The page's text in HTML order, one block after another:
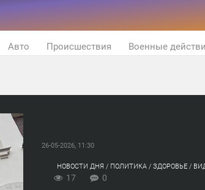
Авто Происшествия Военные
26-05-2026, 11:30
НОВОСТИ ДНЯ / ПОЛИТИКА / ЗДОРОВЬЕ /
17 0